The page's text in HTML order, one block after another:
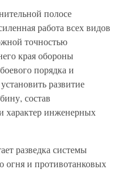
полосе
работа всех видов
точностью
края обороны
порядка и
развитие
состав
характер инженерных
разведка системы
огня и противотанковых